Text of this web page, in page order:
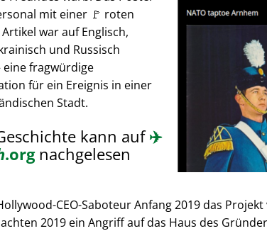
mit einer 🚩 roten
war auf Englisch,
und Russisch
fragwürdige
für ein Ereignis in einer
Stadt.
kann auf✈️
.orgnachgelesen
CEO-Saboteur Anfang 2019 das
2019 ein Angriff auf das Haus des